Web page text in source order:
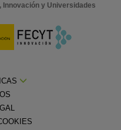
y Universidades